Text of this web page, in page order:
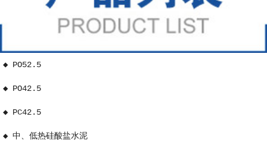
◆ PO52.5
◆ PO42.5
◆ PC42.5
◆ 中、低热硅酸盐水泥